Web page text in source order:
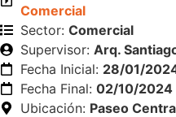
Comercial
Sector: Comercial
Supervisor: Arq.
Fecha Inicial: 28/01/
Fecha Final: 02/10/2024
Ubicación: Paseo